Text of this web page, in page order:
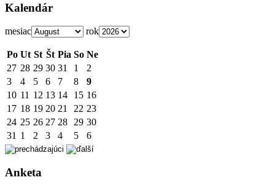
Kalendár
mesiac rok
Po Ut St Št Pia So Ne
27 28 29 30 31 1
2
3
4 5 6 7 8
9
10 11 12 13 14 15 16
17 18 19 20 21 22 23
24 25 26 27 28 29 30
31 1 2 3 4 5 6
Anketa